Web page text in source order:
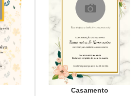
,comemoração celebração digital,online
Casamento